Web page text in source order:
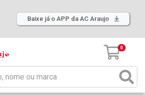
Baixe já o APP da AC Araujo
0